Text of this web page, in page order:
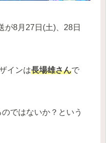
が8月27日(土)、28日
インは長場雄さんで
ではないか？という